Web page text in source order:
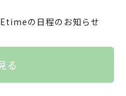
の日程のお知らせ
る